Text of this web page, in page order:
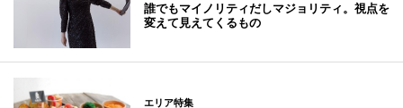
誰でもマイノリティだしマジョリティ。視点を
変えて見えてくるもの
エリア特集